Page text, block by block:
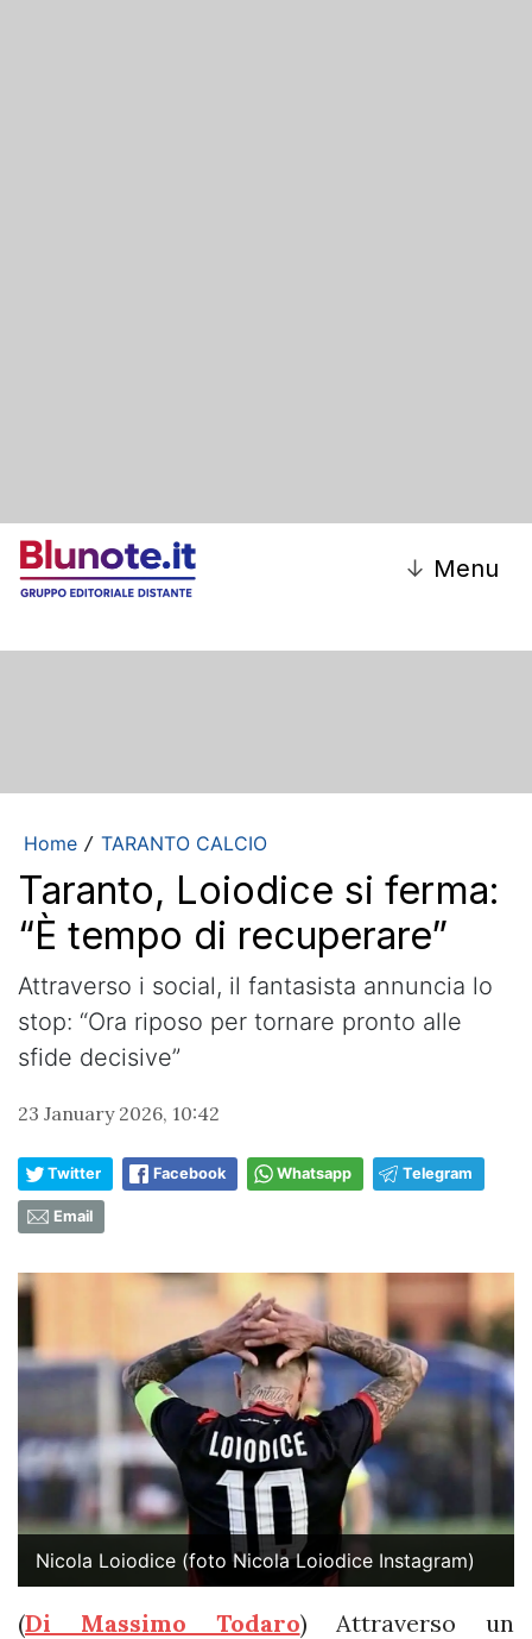
↓ Menu
Home / TARANTO CALCIO
Taranto, Loiodice si ferma:
“È tempo di recuperare”
Attraverso i social, il fantasista annuncia lo
stop: “Ora riposo per tornare pronto alle
sfide decisive”
23 January 2026, 10:42
Twitter Facebook Whatsapp Telegram
Email
Nicola Loiodice (foto Nicola Loiodice Instagram)
(Di Massimo Todaro) Attraverso un